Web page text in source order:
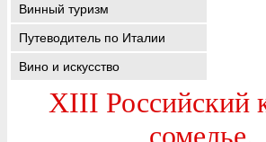
Винный туризм
Путеводитель по Италии
Вино и искусство
XIII Российский